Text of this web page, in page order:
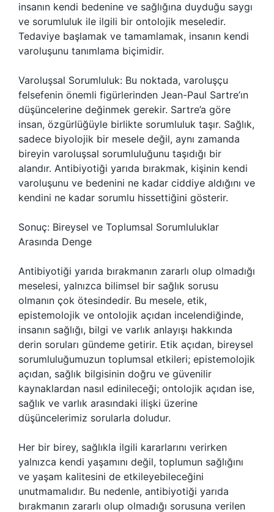
insanın kendi bedenine ve sağlığına duyduğu saygı
ve sorumluluk ile ilgili bir ontolojik meseledir.
Tedaviye başlamak ve tamamlamak, insanın kendi
varoluşunu tanımlama biçimidir.
Varoluşsal Sorumluluk: Bu noktada, varoluşçu
felsefenin önemli figürlerinden Jean-Paul Sartre’ın
düşüncelerine değinmek gerekir. Sartre’a göre
insan, özgürlüğüyle birlikte sorumluluk taşır. Sağlık,
sadece biyolojik bir mesele değil, aynı zamanda
bireyin varoluşsal sorumluluğunu taşıdığı bir
alandır. Antibiyotiği yarıda bırakmak, kişinin kendi
varoluşunu ve bedenini ne kadar ciddiye aldığını ve
kendini ne kadar sorumlu hissettiğini gösterir.
Sonuç: Bireysel ve Toplumsal Sorumluluklar
Arasında Denge
Antibiyotiği yarıda bırakmanın zararlı olup olmadığı
meselesi, yalnızca bilimsel bir sağlık sorusu
olmanın çok ötesindedir. Bu mesele, etik,
epistemolojik ve ontolojik açıdan incelendiğinde,
insanın sağlığı, bilgi ve varlık anlayışı hakkında
derin soruları gündeme getirir. Etik açıdan, bireysel
sorumluluğumuzun toplumsal etkileri; epistemolojik
açıdan, sağlık bilgisinin doğru ve güvenilir
kaynaklardan nasıl edinileceği; ontolojik açıdan ise,
sağlık ve varlık arasındaki ilişki üzerine
düşüncelerimiz sorularla doludur.
Her bir birey, sağlıkla ilgili kararlarını verirken
yalnızca kendi yaşamını değil, toplumun sağlığını
ve yaşam kalitesini de etkileyebileceğini
unutmamalıdır. Bu nedenle, antibiyotiği yarıda
bırakmanın zararlı olup olmadığı sorusuna verilen